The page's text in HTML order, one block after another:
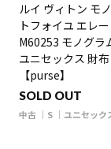
ルイ ヴィトン モ
トフォイユ エレ
M60253 モノグラ
ユニセックス 財布
【purse】
SOLD OUT
中古 S ユニセック